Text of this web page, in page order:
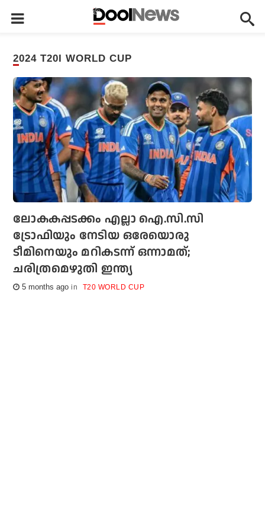
2024 T20I WORLD CUP
ലോകകപ്പടക്കം എല്ലാ ഐ.സി.സി
ട്രോഫിയും നേടിയ ഒരേയൊരു
ടീമിനെയും മറികടന്ന് ഒന്നാമത്;
ചരിത്രമെഴുതി ഇന്ത്യ
5 months ago T20 WORLD CUP